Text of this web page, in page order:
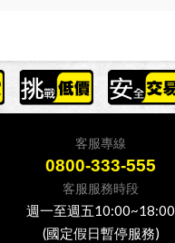
客服專線
0800-333-555
客服服務時段
週一至週五10:00~18:00
(國定假日暫停服務)